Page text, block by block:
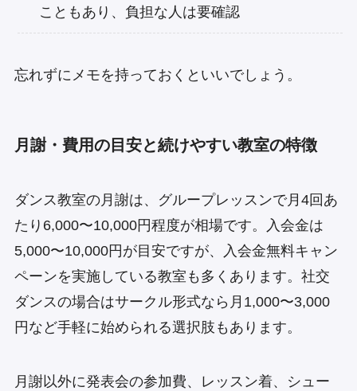
こともあり、負担な人は要確認
忘れずにメモを持っておくといいでしょう。
月謝・費用の目安と続けやすい教室の特徴
ダンス教室の月謝は、グループレッスンで月4回あ
たり6,000〜10,000円程度が相場です。入会金は
5,000〜10,000円が目安ですが、入会金無料キャン
ペーンを実施している教室も多くあります。社交
ダンスの場合はサークル形式なら月1,000〜3,000
円など手軽に始められる選択肢もあります。
月謝以外に発表会の参加費、レッスン着、シュー